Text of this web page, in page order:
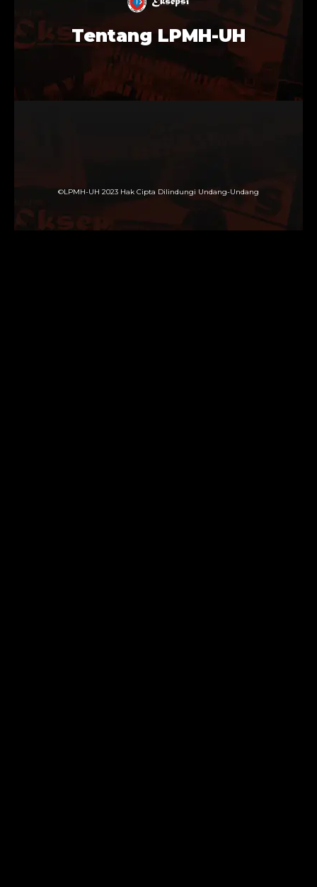
Tentang LPMH-UH
©LPMH-UH 2023 Hak Cipta Dilindungi Undang-Undang